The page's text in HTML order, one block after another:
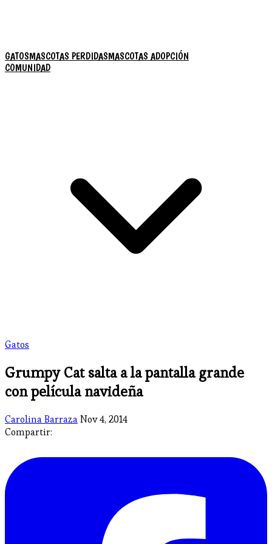
GATOSMASCOTAS PERDIDASMASCOTAS ADOPCIÓN
COMUNIDAD
Gatos
Grumpy Cat salta a la pantalla grande
con película navideña
Carolina BarrazaNov 4, 2014
Compartir: